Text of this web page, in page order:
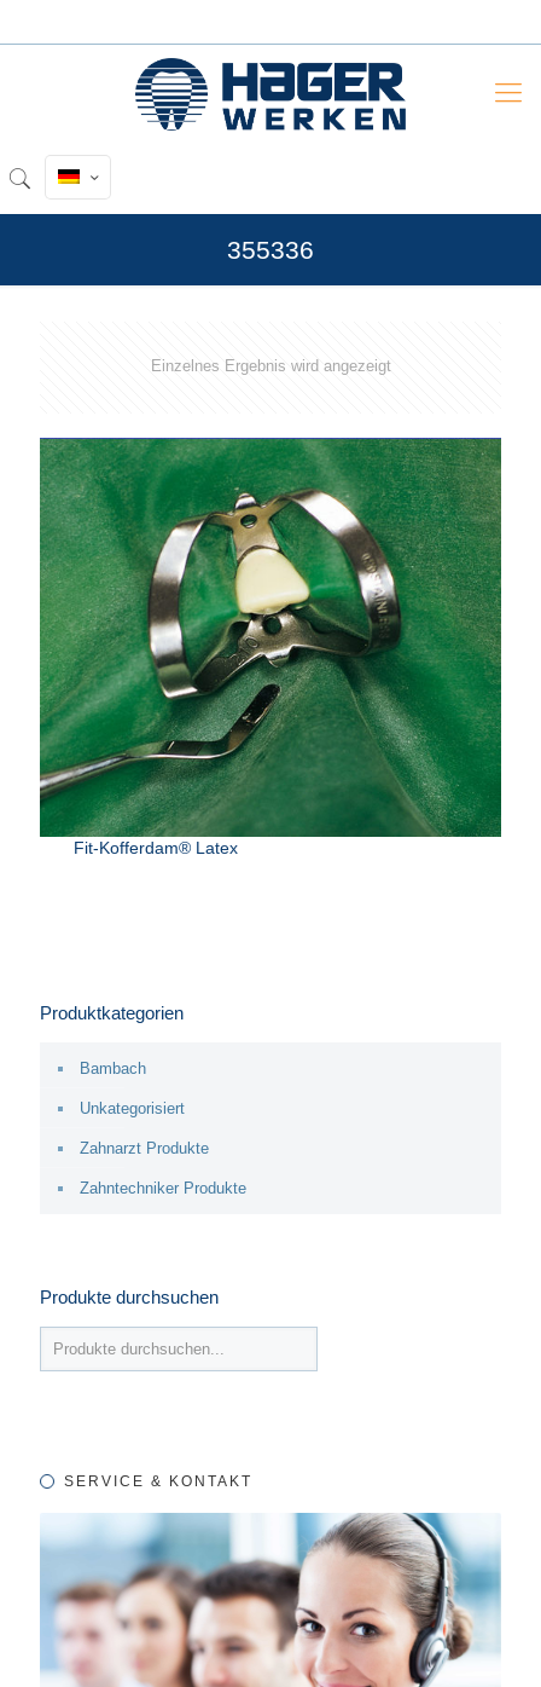
355336
Einzelnes Ergebnis wird angezeigt
Fit-Kofferdam® Latex
Produktkategorien
Bambach
Unkategorisiert
Zahnarzt Produkte
Zahntechniker Produkte
Produkte durchsuchen
SERVICE & KONTAKT